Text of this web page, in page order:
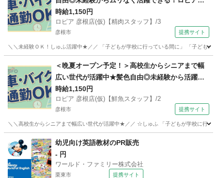
【精肉スタッフ】
時給1,150円
ロピア 彦根店(仮)【精肉スタッフ】/3
彦根市 提携サイト
＼＼未経験ＯＫ！しゅふ活躍中★／／ 「子どもが学校に行っている間に」 「子ども
コンビニ
＜晩夏オープン予定！＞高校生からシニアまで幅
広い世代が活躍中★髪色自由◎未経験から活躍で
きる！ロピアの【鮮魚スタッフ】
時給1,150円
ロピア 彦根店(仮)【鮮魚スタッフ】/2
彦根市 提携サイト
＼＼高校生からシニアまで幅広い世代が活躍中★／／ ☆しゅふ 「子どもが学校に行っ
滋賀 彦根市 コンビニ
幼児向け英語教材のPR販売
- 円
ワールド・ファミリー株式会社
栗東市 提携サイト